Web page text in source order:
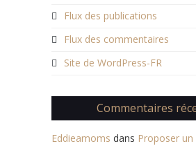
Flux des publications
Flux des commentaires
Site de WordPress-FR
Commentaires
Eddieamoms dans Proposer un